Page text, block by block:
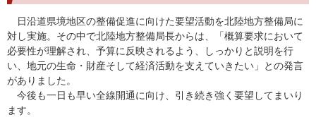
日沿道県境地区の整備促進に向けた要望活動を北陸地方整備局に
対し実施。その中で北陸地方整備局長からは、「概算要求において
必要性が理解され、予算に反映されるよう、しっかりと説明を行
い、地元の生命・財産そして経済活動を支えていきたい」との発言
がありました。
今後も一日も早い全線開通に向け、引き続き強く要望してまいり
ます。